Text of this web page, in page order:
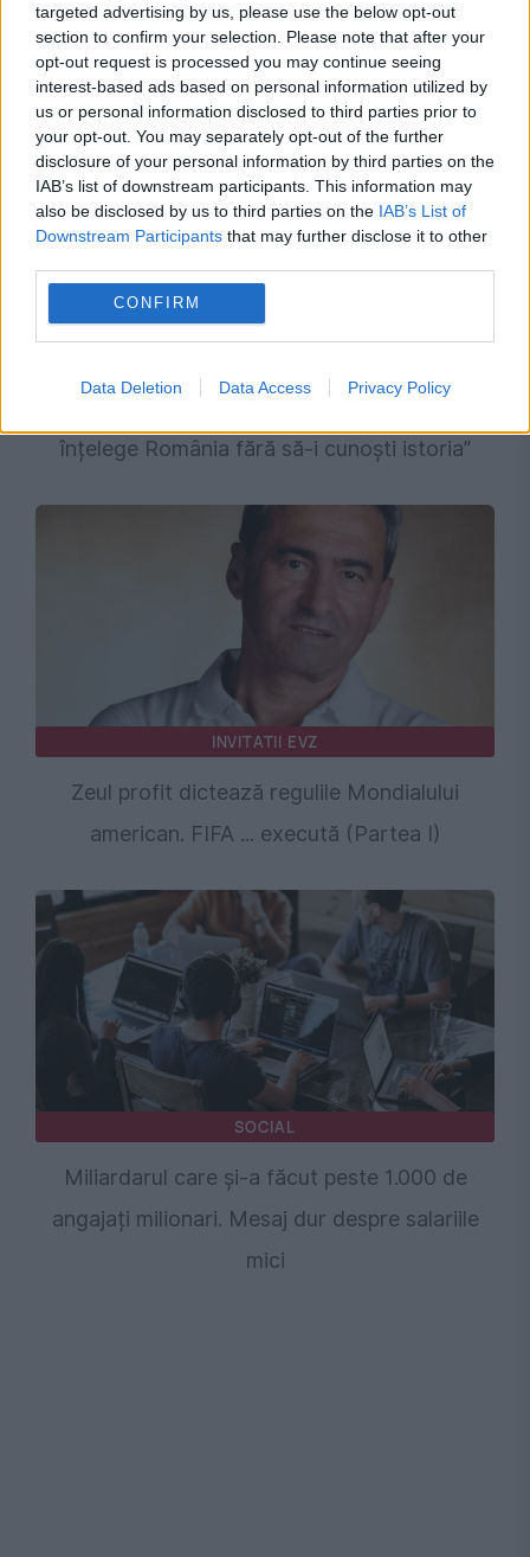
targeted advertising by us, please use the below opt-out
section to confirm your selection. Please note that after your
opt-out request is processed you may continue seeing
interest-based ads based on personal information utilized by
us or personal information disclosed to third parties prior to
your opt-out. You may separately opt-out of the further
disclosure of your personal information by third parties on the
IAB’s list of downstream participants. This information may
also be disclosed by us to third parties on the IAB’s List of
Downstream Participants that may further disclose it to other
CONFIRM
Data Deletion Data Access Privacy Policy
menținerea centralelor pe cărbune. Critici la
adresa lui Bolojan
înțelege România fără să-i cunoști istoria”
INVITATII EVZ
Zeul profit dictează regulile Mondialului
american. FIFA ... execută (Partea I)
SOCIAL
Miliardarul care și-a făcut peste 1.000 de
angajați milionari. Mesaj dur despre salariile
mici